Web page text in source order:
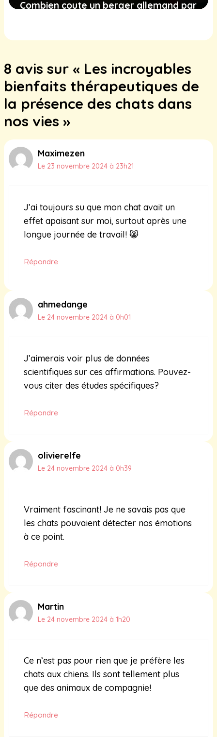
Combien coute un berger allemand par
8 avis sur « Les incroyables
bienfaits thérapeutiques de
la présence des chats dans
nos vies »
Maximezen
Le 23 novembre 2024 à 23h21
J’ai toujours su que mon chat avait un
effet apaisant sur moi, surtout après une
longue journée de travail! 😸
Répondre
ahmedange
Le 24 novembre 2024 à 0h01
J’aimerais voir plus de données
scientifiques sur ces affirmations. Pouvez-
vous citer des études spécifiques?
Répondre
olivierelfe
Le 24 novembre 2024 à 0h39
Vraiment fascinant! Je ne savais pas que
les chats pouvaient détecter nos émotions
à ce point.
Répondre
Martin
Le 24 novembre 2024 à 1h20
Ce n’est pas pour rien que je préfère les
chats aux chiens. Ils sont tellement plus
que des animaux de compagnie!
Répondre